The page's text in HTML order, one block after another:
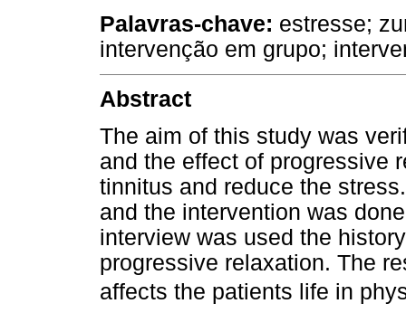
Palavras-chave: estresse;
intervenção em grupo;
Abstract
The aim of this study was
and the effect of progressive
tinnitus and reduce the
and the intervention was
interview was used the
progressive relaxation. The
affects the patients life in